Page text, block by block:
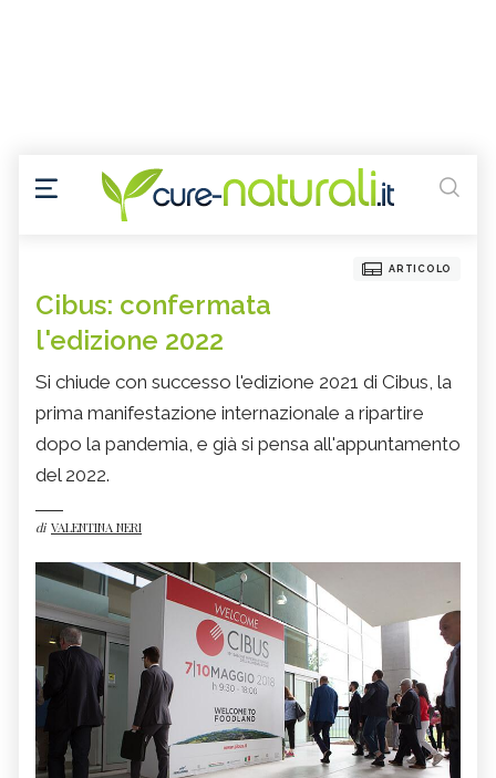
ARTICOLO
Cibus: confermata
l'edizione 2022
Si chiude con successo l'edizione 2021 di Cibus, la
prima manifestazione internazionale a ripartire
dopo la pandemia, e già si pensa all'appuntamento
del 2022.
di VALENTINA NERI